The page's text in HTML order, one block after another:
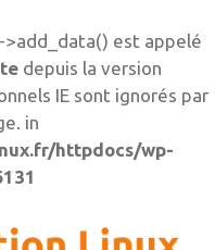
>add_data() est appelé
depuis la version
IE sont ignorés par
in
httpdocs/wp-